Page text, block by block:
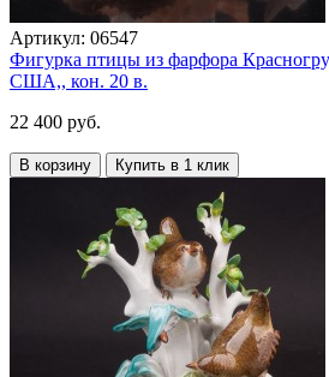
Артикул: 06547
Фигурка птицы из фарфора
США,, кон. 20 в.
22 400 руб.
В корзину Купить в 1 клик